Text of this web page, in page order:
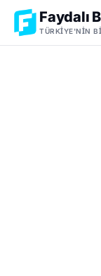
Faydalı
TÜRKIYE'NIN